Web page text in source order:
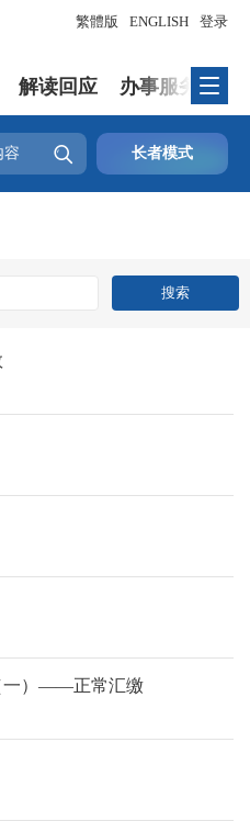
登录
繁體版 ENGLISH
解读回应 办事服务
 长者模式
一）——正常汇缴